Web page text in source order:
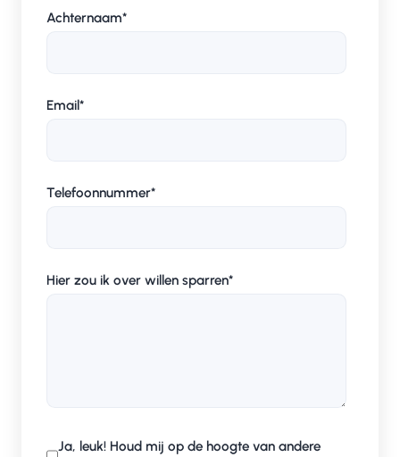
Achternaam*
Email*
Telefoonnummer*
Hier zou ik over willen sparren*
Ja, leuk! Houd mij op de hoogte van andere